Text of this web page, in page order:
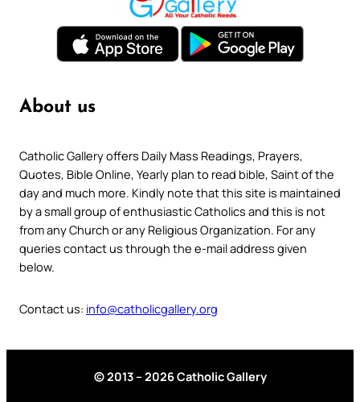
About us
Catholic Gallery offers Daily Mass Readings, Prayers,
Quotes, Bible Online, Yearly plan to read bible, Saint of the
day and much more. Kindly note that this site is maintained
by a small group of enthusiastic Catholics and this is not
from any Church or any Religious Organization. For any
queries contact us through the e-mail address given
below.
Contact us: info@catholicgallery.org
© 2013 – 2026 Catholic Gallery